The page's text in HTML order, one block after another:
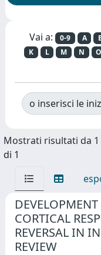
Vai a: 0-9 A
K
L M N O
o inserisci le
Mostrati risultati da 1
di 1
CORTICAL
REVERSAL IN
REVIEW